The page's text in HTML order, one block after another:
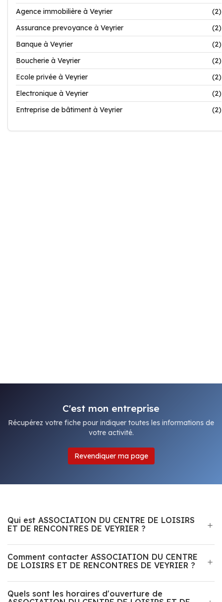
Agence immobilière à Veyrier
(2)
Assurance prevoyance à Veyrier
(2)
Banque à Veyrier
(2)
Boucherie à Veyrier
(2)
Ecole privée à Veyrier
(2)
Electronique à Veyrier
(2)
Entreprise de bâtiment à Veyrier
(2)
C'est mon entreprise
Récupérez votre fiche pour indiquer toutes les informations de
votre activité.
Revendiquer ma page
Qui est ASSOCIATION DU CENTRE DE LOISIRS
ET DE RENCONTRES DE VEYRIER ?
Comment contacter ASSOCIATION DU CENTRE
DE LOISIRS ET DE RENCONTRES DE VEYRIER ?
Quels sont les horaires d'ouverture de